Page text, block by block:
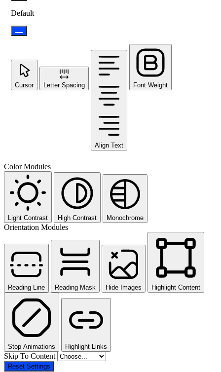
Default
Cursor Letter Spacing
Align Text
Font Weight
Color Modules
Light Contrast High Contrast Monochrome
Orientation Modules
Reading Line Reading Mask Hide Images Highlight Content
Stop Animations Highlight Links
Skip To Content
Reset Settings